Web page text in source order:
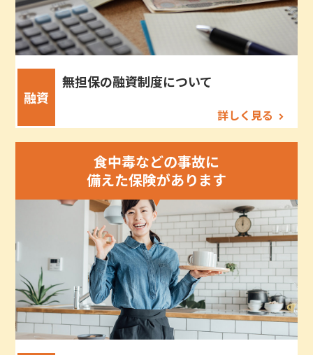
融資
無担保の融資制度について
詳しく見る
食中毒などの事故に
備えた保険があります